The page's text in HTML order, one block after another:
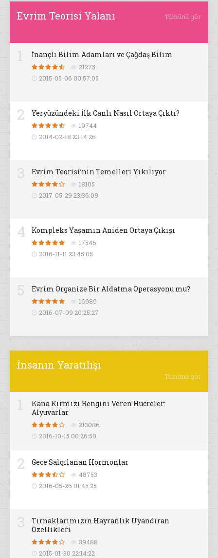
Evrim Teorisi Yalanı Tümünü gör
İnançlı Bilim Adamları ve Çağdaş Bilim
21275
2015-05-06 00:57:05
2 Yeryüzündeki İlk Canlı Nasıl Ortaya Çıktı?
19744
2014-02-18 23:14:26
Evrim Teorisi’nin Temelleri Yıkılıyor
18105
2017-05-29 23:36:09
4 Kompleks Yaşamın Aniden Ortaya Çıkışı
17546
2016-11-11 23:45:05
Evrim Organize Bir Aldatma Operasyonu mu?
16989
2016-07-09 20:25:27
İnsanın Yaratılışı
Tümünü gör
Kana Kırmızı Rengini Veren Hücreler:
Alyuvarlar
213086
2016-10-15 00:26:50
2 Gece Salgılanan Hormonlar
48753
2016-05-26 01:45:25
Tırnaklarımızın Hayranlık Uyandıran
Özellikleri
39488
2015-01-30 22:14:22